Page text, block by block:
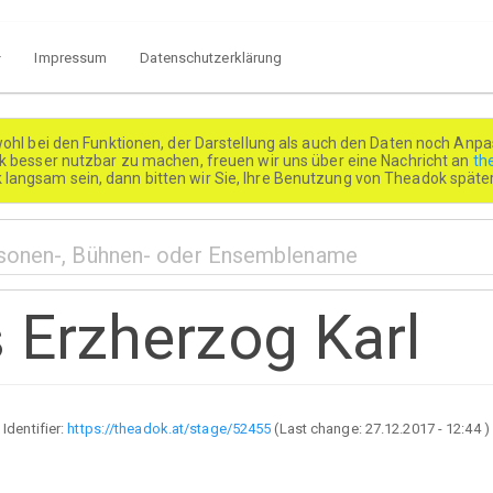
Impressum Datenschutzerklärung
bei den Funktionen, der Darstellung als auch den Daten noch
besser nutzbar zu machen, freuen wir uns über eine Nachricht an
sein, dann bitten wir Sie, Ihre Benutzung von Theadok
Karl
Identifier:https://theadok.at/stage/52455 (Last change: 27.12.2017 - 12:44)